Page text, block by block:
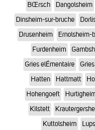
BŒrsch
Dangolsheim
Dinsheim-sur-bruche
Drusenheim
Ernolsheim-
Furdenheim
Gries elÉmentaire
Hatten
Hattmatt
Hohengoeft
Kilstett
Kuttolsheim